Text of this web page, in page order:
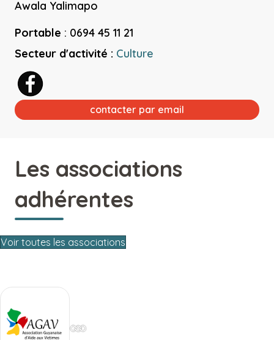
Awala Yalimapo
Portable : 0694 45 11 21
Secteur d'activité : Culture
contacter par email
Les associations
adhérentes
Voir toutes les associations